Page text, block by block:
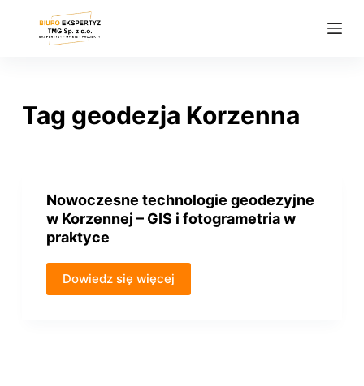
Tag geodezja Korzenna
Nowoczesne technologie geodezyjne
w Korzennej – GIS i fotogrametria w
praktyce
Dowiedz się więcej